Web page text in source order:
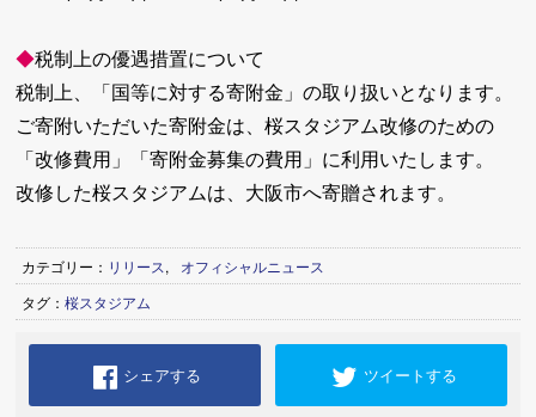
◆税制上の優遇措置について
税制上、「国等に対する寄附金」の取り扱いとなります。
ご寄附いただいた寄附金は、桜スタジアム改修のための
「改修費用」「寄附金募集の費用」に利用いたします。
改修した桜スタジアムは、大阪市へ寄贈されます。
カテゴリー： リリース,
オフィシャルニュース
タグ：桜スタジアム
シェアする ツイートする